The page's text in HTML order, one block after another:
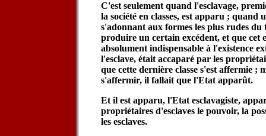
C'est seulement quand l'esclavage,
la société en classes, est apparu ; quand
s'adonnant aux formes les plus rudes
produire un certain excédent, et que cet
absolument indispensable à l'existence
l'esclave, était accaparé par les
que cette dernière classe s'est affermie ;
s'affermir, il fallait que l'Etat apparût.
Et il est apparu, l'Etat esclavagiste,
propriétaires d'esclaves le pouvoir, la
les esclaves.